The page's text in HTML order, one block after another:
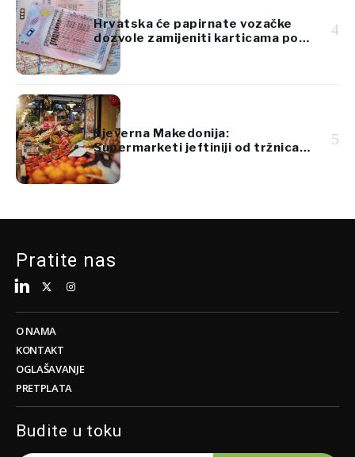
Hrvatska će papirnate vozačke
dozvole zamijeniti karticama po
standardima EU
4
Sjeverna Makedonija:
Supermarketi jeftiniji od tržnica
za voće i povrće
5
Pratite nas
O NAMA
KONTAKT
OGLAŠAVANJE
PRETPLATA
Budite u toku